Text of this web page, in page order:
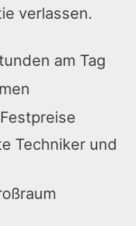
verlassen.
am Tag
Techniker und